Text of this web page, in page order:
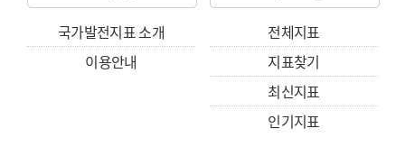
국가발전지표 소개
이용안내
전체지표
지표찾기
최신지표
인기지표